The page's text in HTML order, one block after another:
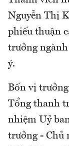
Nguyễn Thị
phiếu thuận
trưởng
ý.
Bốn vị
Tổng thanh
nhiệm Uỷ
trưởng - Chủ